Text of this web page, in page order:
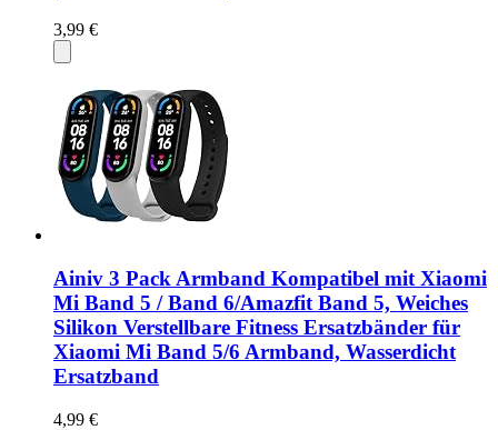
3,99 €
Ainiv 3 Pack Armband Kompatibel mit Xiaomi
Mi Band 5 / Band 6/Amazfit Band 5, Weiches
Silikon Verstellbare Fitness Ersatzbänder für
Xiaomi Mi Band 5/6 Armband, Wasserdicht
Ersatzband
4,99 €